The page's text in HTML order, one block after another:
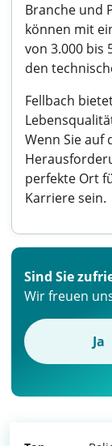
Branche und
können mit
von 3.000 bis
den
Fellbach
Wenn Sie auf
perfekte Ort
Karriere sein.
Sind Sie
Wir freuen
Ja